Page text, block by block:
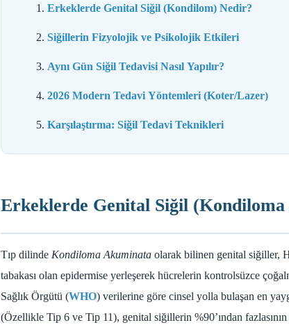
Erkeklerde Genital Siğil (Kondilom) Nedir?
Siğillerin Fizyolojik ve Psikolojik Etkileri
Aynı Gün Siğil Tedavisi Nasıl Yapılır?
2026 Modern Tedavi Yöntemleri (Koter/Lazer)
Karşılaştırma: Siğil Tedavi Teknikleri
Erkeklerde Genital Siğil
Tıp dilinde Kondiloma Akuminataolarak bilinen genital siğiller,
tabakası olan epidermise yerleşerek hücrelerin kontrolsüzce
Sağlık Örgütü (WHO) verilerine göre cinsel yolla bulaşan en
(Özellikle Tip 6 ve Tip 11), genital siğillerin %90’ından